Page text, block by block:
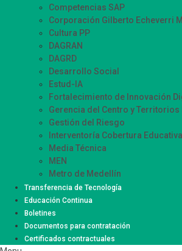
Competencias SAP
Corporación Gilberto Echeverri
Cultura PP
DAGRAN
DAGRD
Desarrollo Social
Estud-IA
Fortalecimiento de Innovación
Gerencia del Centro y
Gestión del Riesgo
Interventoría Cobertura Educativa
Media Técnica
MEN
Metro de Medellín
Movilidad Supervisión
Participación Ciudadana
Sistemas de Información
SIRMED
Transferencia de Tecnología
Educación Continua
Boletines
Documentos para contratación
Certificados contractuales